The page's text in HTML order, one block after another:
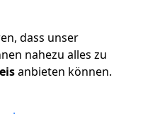
dass unser
nahezu alles zu
anbieten können.